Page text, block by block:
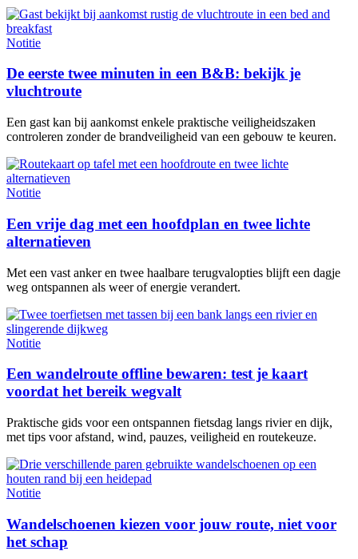
Notitie
De eerste twee minuten in een B&B: bekijk je
vluchtroute
Een gast kan bij aankomst enkele praktische veiligheidszaken
controleren zonder de brandveiligheid van een gebouw te keuren.
Notitie
Een vrije dag met een hoofdplan en twee lichte
alternatieven
Met een vast anker en twee haalbare terugvalopties blijft een dagje
weg ontspannen als weer of energie verandert.
Notitie
Een wandelroute offline bewaren: test je kaart
voordat het bereik wegvalt
Praktische gids voor een ontspannen fietsdag langs rivier en dijk,
met tips voor afstand, wind, pauzes, veiligheid en routekeuze.
Notitie
Wandelschoenen kiezen voor jouw route, niet voor
het schap